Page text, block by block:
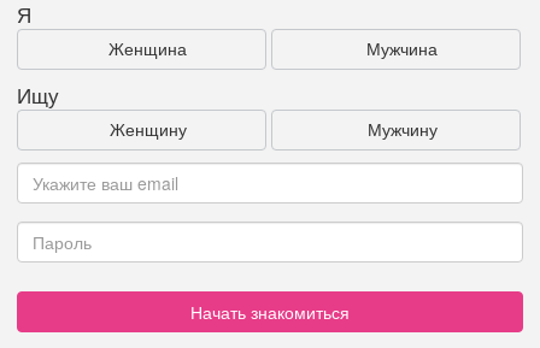
Я
Женщина Мужчина
Ищу
Женщину Мужчину
Начать знакомиться